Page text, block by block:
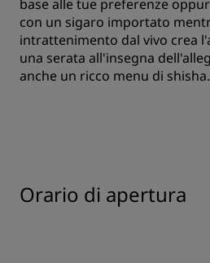
base alle tue preferenze
con un sigaro importato
intrattenimento dal vivo crea
una serata all'insegna
anche un ricco menu di shisha.
Orario di apertura